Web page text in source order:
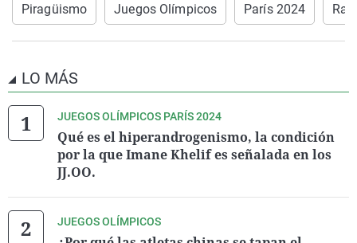
Piragüismo Juegos Olímpicos París 2024
LO MÁS
JUEGOS OLÍMPICOS PARÍS 2024
Qué es el hiperandrogenismo, la condición
por la que Imane Khelif es señalada en los
JJ.OO.
JUEGOS OLÍMPICOS